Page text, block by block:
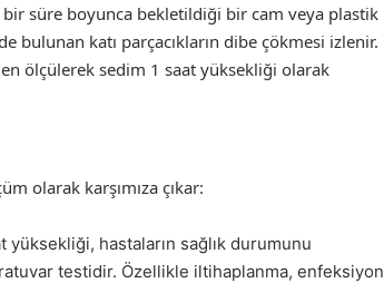
bir süre boyunca bekletildiği bir cam veya plastik
bulunan katı parçacıkların dibe çökmesi izlenir.
ölçülerek sedim 1 saat yüksekliği olarak
olarak karşımıza çıkar:
yüksekliği, hastaların sağlık durumunu
testidir. Özellikle iltihaplanma, enfeksiyon